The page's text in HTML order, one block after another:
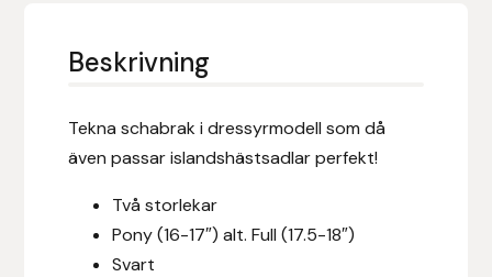
Beskrivning
Tekna schabrak i dressyrmodell som då
även passar islandshästsadlar perfekt!
Två storlekar
Pony (16-17″) alt. Full (17.5-18″)
Svart
Epona bokförlag
Equality Line
EQUES | KINGSLAND